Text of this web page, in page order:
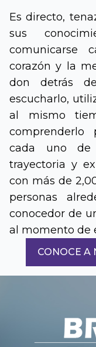
Es directo,
sus
comunicarse
corazón y la
don detrás
escucharlo,
al mismo
cada uno de
trayectoria y
con más de
personas
conocedor de
al momento de
CONOCE A